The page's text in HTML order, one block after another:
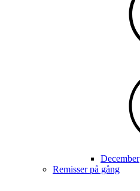
December
Remisser på gång